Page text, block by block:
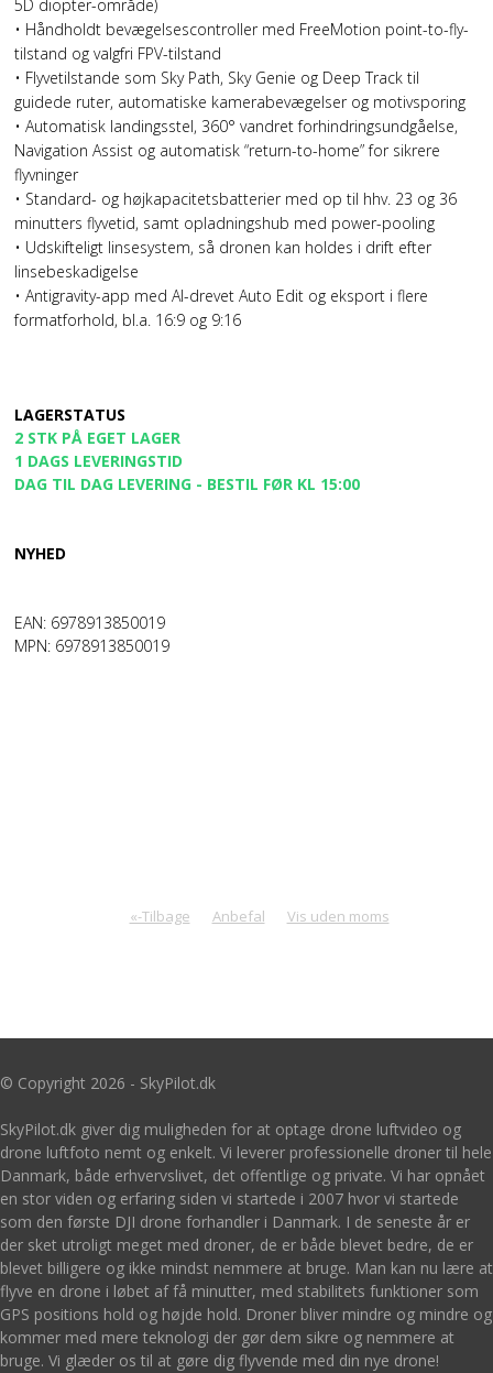
5D diopter-område)
• Håndholdt bevægelsescontroller med FreeMotion point-to-fly-
tilstand og valgfri FPV-tilstand
• Flyvetilstande som Sky Path, Sky Genie og Deep Track til
guidede ruter, automatiske kamerabevægelser og motivsporing
• Automatisk landingsstel, 360° vandret forhindringsundgåelse,
Navigation Assist og automatisk “return-to-home” for sikrere
flyvninger
• Standard- og højkapacitetsbatterier med op til hhv. 23 og 36
minutters flyvetid, samt opladningshub med power-pooling
• Udskifteligt linsesystem, så dronen kan holdes i drift efter
linsebeskadigelse
• Antigravity-app med AI-drevet Auto Edit og eksport i flere
formatforhold, bl.a. 16:9 og 9:16
LAGERSTATUS
2 STK PÅ EGET LAGER
1 DAGS LEVERINGSTID
DAG TIL DAG LEVERING - BESTIL FØR KL 15:00
NYHED
EAN: 6978913850019
MPN: 6978913850019
«-Tilbage Anbefal Vis uden moms
© Copyright 2026 - SkyPilot.dk
SkyPilot.dk giver dig muligheden for at optage drone luftvideo og
drone luftfoto nemt og enkelt. Vi leverer professionelle droner til hele
Danmark, både erhvervslivet, det offentlige og private. Vi har opnået
en stor viden og erfaring siden vi startede i 2007 hvor vi startede
som den første DJI drone forhandler i Danmark. I de seneste år er
der sket utroligt meget med droner, de er både blevet bedre, de er
blevet billigere og ikke mindst nemmere at bruge. Man kan nu lære at
flyve en drone i løbet af få minutter, med stabilitets funktioner som
GPS positions hold og højde hold. Droner bliver mindre og mindre og
kommer med mere teknologi der gør dem sikre og nemmere at
bruge. Vi glæder os til at gøre dig flyvende med din nye drone!